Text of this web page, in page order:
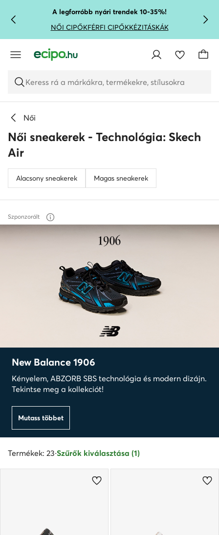
UGRÁS A FŐ TARTALOMRA
UGRÁS A KERESÉSHEZA legforróbb nyári trendek 10-35%!
NŐI CIPŐKFÉRFI CIPŐKKÉZITÁSKÁK
Keress rá a márkákra, termékekre, stílusokra
Női
Női sneakerek - Technológia: Skech
Air
Alacsony sneakerek Magas sneakerek
Szponzorált
New Balance 1906
Kényelem, ABZORB SBS technológia és modern dizájn.
Tekintse meg a kollekciót!
Mutass többet
Termékek: 23·Szűrők kiválasztása (1)